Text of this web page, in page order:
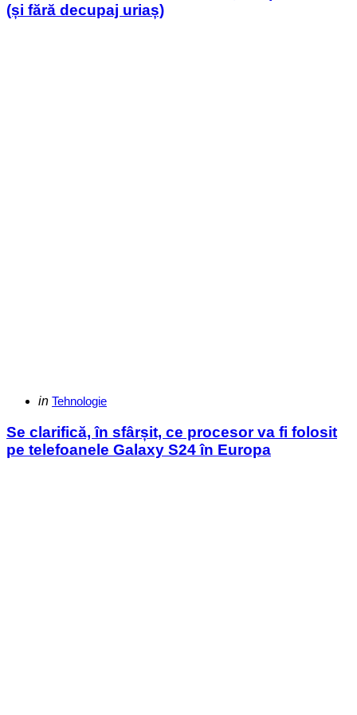
(și fără decupaj uriaș)
Categories
Posted
in Tehnologie
Se clarifică, în sfârșit, ce procesor va fi folosit
pe telefoanele Galaxy S24 în Europa